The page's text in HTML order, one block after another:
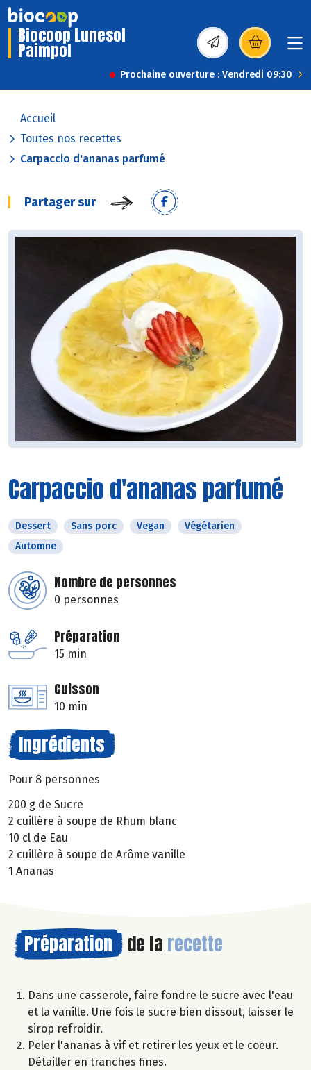
Biocoop Lunesol
Paimpol (s’ouvre dans une
Prochaine ouverture : Vendredi 09:30
Accueil
Toutes nos recettes
Carpaccio d'ananas parfumé
Partager sur
Carpaccio d'ananas parfumé
Dessert Sans porc Vegan
Végétarien
Automne
Nombre de personnes
0 personnes
Préparation
15 min
Cuisson
10 min
Ingrédients
Pour 8 personnes
200 g de Sucre
2 cuillère à soupe de Rhum blanc
10 cl de Eau
2 cuillère à soupe de Arôme vanille
1 Ananas
Préparation de la recette
Dans une casserole, faire fondre le sucre avec l'eau
et la vanille. Une fois le sucre bien dissout, laisser le
sirop refroidir.
Peler l'ananas à vif et retirer les yeux et le coeur.
Détailler en tranches fines.